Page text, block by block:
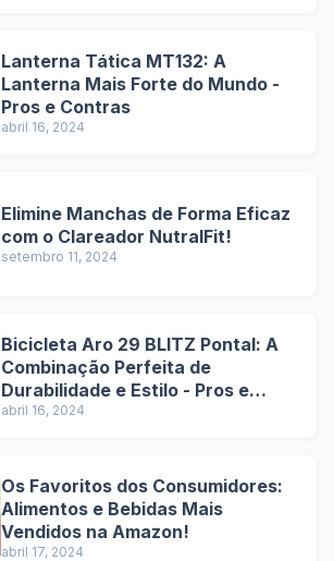
Lanterna Tática MT132: A
Lanterna Mais Forte do Mundo -
Pros e Contras
abril 16, 2024
Elimine Manchas de Forma Eficaz
com o Clareador NutralFit!
setembro 11, 2024
Bicicleta Aro 29 BLITZ Pontal: A
Combinação Perfeita de
Durabilidade e Estilo - Pros e
Contras
abril 16, 2024
Os Favoritos dos Consumidores:
Alimentos e Bebidas Mais
Vendidos na Amazon!
abril 17, 2024